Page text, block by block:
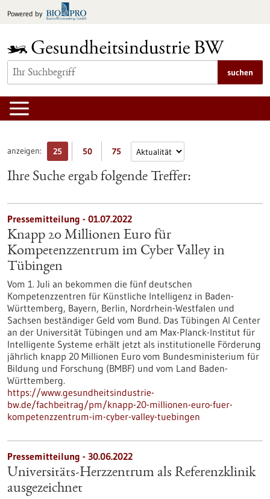
Inhalt
Powered by
suchen
anzeigen: 25 50 75
Ihre Suche ergab folgende Treffer:
Pressemitteilung - 01.07.2022
Knapp 20 Millionen Euro für
Kompetenzzentrum im Cyber Valley in
Tübingen
Vom 1. Juli an bekommen die fünf deutschen
Kompetenzzentren für Künstliche Intelligenz in Baden-
Württemberg, Bayern, Berlin, Nordrhein-Westfalen und
Sachsen beständiger Geld vom Bund. Das Tübingen AI Center
an der Universität Tübingen und am Max-Planck-Institut für
Intelligente Systeme erhält jetzt als institutionelle Förderung
jährlich knapp 20 Millionen Euro vom Bundesministerium für
Bildung und Forschung (BMBF) und vom Land Baden-
Württemberg.
https://www.gesundheitsindustrie-
bw.de/fachbeitrag/pm/knapp-20-millionen-euro-fuer-
kompetenzzentrum-im-cyber-valley-tuebingen
Pressemitteilung - 30.06.2022
Universitäts-Herzzentrum als Referenzklinik
ausgezeichnet